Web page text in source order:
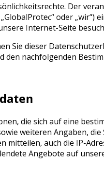
Der
oder
Internet-Seite
Sie dieser
den nachfolgenden
die sich auf eine
weiteren Angaben,
mitteilen, auch die IP-
Angebote auf